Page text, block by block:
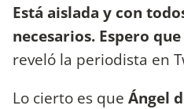
Está aislada y con
necesarios. Espero
reveló la periodista en
Lo cierto es que Ángel